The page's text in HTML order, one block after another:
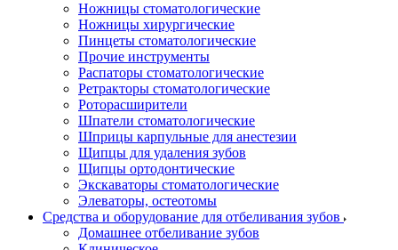
Ножницы стоматологические
Ножницы хирургические
Пинцеты стоматологические
Прочие инструменты
Распаторы стоматологические
Ретракторы стоматологические
Роторасширители
Шпатели стоматологические
Шприцы карпульные для анестезии
Щипцы для удаления зубов
Щипцы ортодонтические
Экскаваторы стоматологические
Элеваторы, остеотомы
Средства и оборудование для отбеливания зубов
Домашнее отбеливание зубов